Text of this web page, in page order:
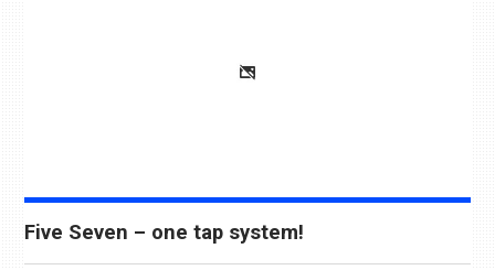
Five Seven – one tap system!